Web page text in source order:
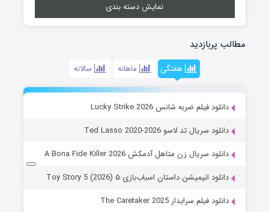
نمایش دسته بندی
مطالب پربازدید
هفتگی ماهانه سالانه
دانلود فیلم ضربه شانس Lucky Strike 2026
دانلود سریال تد لاسو Ted Lasso 2020-2026
دانلود سریال زن متاهل آدمکش A Bona Fide Killer 2026
دانلود انیمیشن داستان اسباب‌بازی ۵ Toy Story 5 (2026)
دانلود فیلم سرایدار The Caretaker 2025